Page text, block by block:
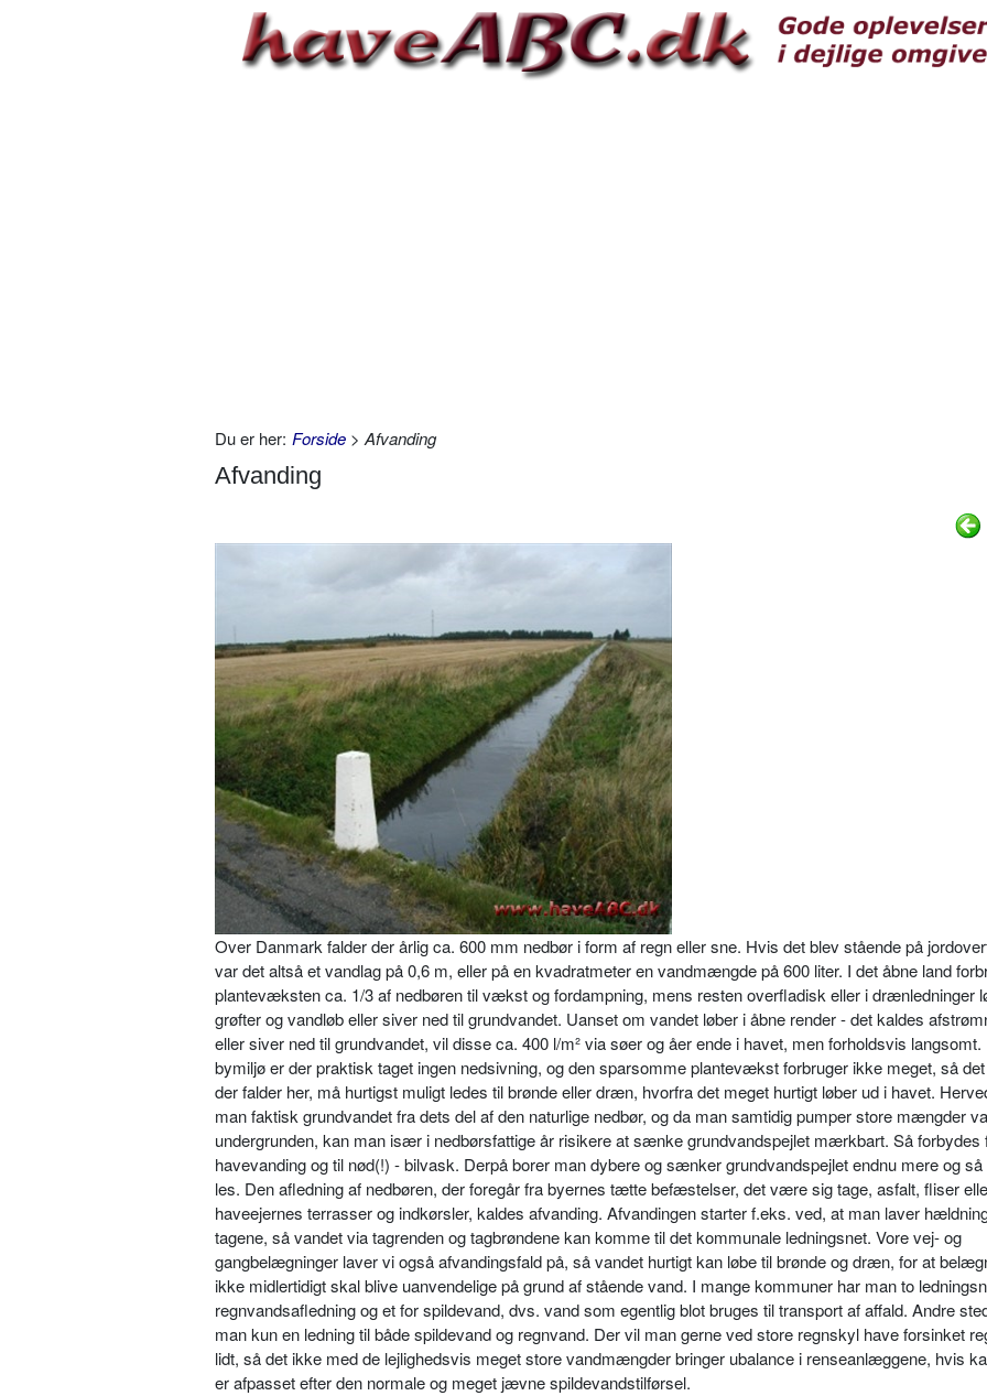
Du er her: Forside > Afvanding
Afvanding
Over Danmark falder der årlig ca. 600 mm nedbør i form af regn eller sne. Hvis det blev stående på
var det altså et vandlag på 0,6 m, eller på en kvadratmeter en vand­mængde på 600 liter. I det åbne land
plantevæksten ca. 1/3 af ned­børen til vækst og fordampning, mens resten overfladisk eller i drænledninger
grøfter og vandløb eller siver ned til grundvandet. Uanset om vandet løber i åbne render - det kaldes
eller siver ned til grund­vandet, vil disse ca. 400 l/m² via søer og åer ende i havet, men forholdsvis lang­somt.
bymiljø er der praktisk taget ingen nedsivning, og den spar­somme plantevækst forbruger ikke me­get, så
der falder her, må hurtigst muligt ledes til brønde eller dræn, hvorfra det meget hurtigt løber ud i havet.
man faktisk grundvandet fra dets del af den naturli­ge nedbør, og da man samtidig pumper store mængder
undergrun­den, kan man især i nedbørsfattige år risikere at sænke grundvandspejlet mærkbart. Så forbydes
havevan­ding og til nød(!) - bilvask. Derpå borer man dybere og sænker grund­vandspejlet endnu mere og
les. Den afledning af nedbøren, der foregår fra byernes tætte befæstelser, det være sig tage, asfalt, fliser
haveejernes terrasser og indkørsler, kaldes afvanding. Afvandingen starter f.eks. ved, at man laver
tagene, så vandet via tagrenden og tagbrøndene kan komme til det kom­munale ledningsnet. Vore vej- og
gangbelægninger laver vi også afvan­dingsfald på, så vandet hurtigt kan løbe til brønde og dræn, for at
ikke midlertidigt skal blive uan­vendelige på grund af stående vand. I mange kommuner har man to
regnvandsafledning og et for spildevand, dvs. vand som egent­lig blot bruges til transport af affald. Andre
man kun en ledning til både spildevand og regnvand. Der vil man gerne ved store regnskyl have forsinket
lidt, så det ikke med de lejlighedsvis meget store vand­mængder bringer ubalance i rensean­læggene, hvis
er afpasset ef­ter den normale og meget jævne spil­devandstilførsel.